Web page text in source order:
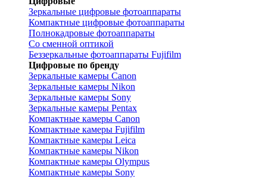
Зеркальные цифровые фотоаппараты
Компактные цифровые фотоаппараты
Полнокадровые фотоаппараты
Со сменной оптикой
Беззеркальные фотоаппараты Fujifilm
Цифровые по бренду
Зеркальные камеры Canon
Зеркальные камеры Nikon
Зеркальные камеры Sony
Зеркальные камеры Pentax
Компактные камеры Canon
Компактные камеры Fujifilm
Компактные камеры Leica
Компактные камеры Nikon
Компактные камеры Olympus
Компактные камеры Sony